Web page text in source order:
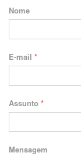
Nome
E-mail *
Assunto *
Mensagem